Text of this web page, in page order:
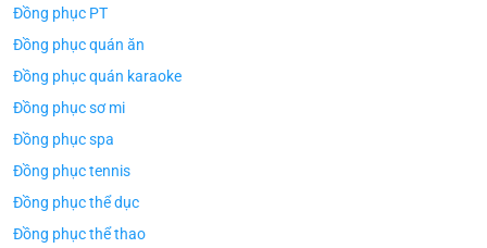
Đồng phục PT
Đồng phục quán ăn
Đồng phục quán karaoke
Đồng phục sơ mi
Đồng phục spa
Đồng phục tennis
Đồng phục thể dục
Đồng phục thể thao